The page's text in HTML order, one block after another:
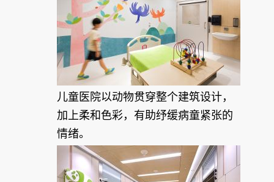
儿童医院以动物贯穿整个建筑设计，
加上柔和色彩，有助纾缓病童紧张的
情绪。